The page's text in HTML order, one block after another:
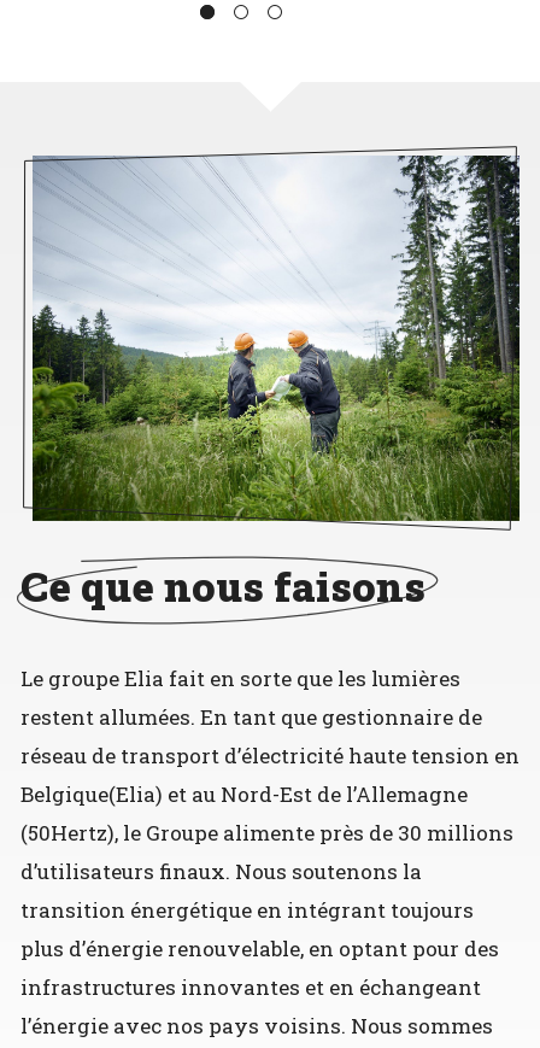
Ce que nous faisons
Le groupe Elia fait en sorte que les lumières
restent allumées. En tant que gestionnaire de
réseau de transport d’électricité haute tension en
Belgique(Elia) et au Nord-Est de l’Allemagne
(50Hertz), le Groupe alimente près de 30 millions
d’utilisateurs finaux. Nous soutenons la
transition énergétique en intégrant toujours
plus d’énergie renouvelable, en optant pour des
infrastructures innovantes et en échangeant
l’énergie avec nos pays voisins. Nous sommes